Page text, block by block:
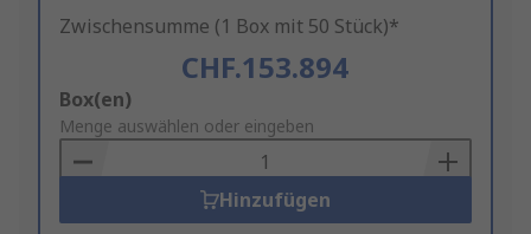
Zwischensumme (1 Box mit 50 Stück)*
CHF.153.894
Add
to
Basket
Box(en)
Menge auswählen oder eingeben
Hinzufügen